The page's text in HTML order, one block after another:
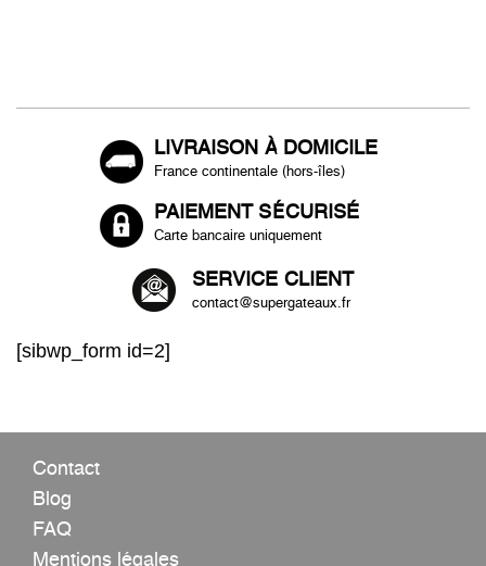
LIVRAISON À DOMICILE
France continentale (hors-îles)
PAIEMENT SÉCURISÉ
Carte bancaire uniquement
SERVICE CLIENT
contact@supergateaux.fr
[sibwp_form id=2]
Contact
Blog
FAQ
Mentions légales